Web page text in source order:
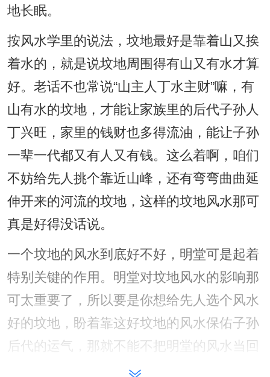
地长眠。
按风水学里的说法，坟地最好是靠着山又挨
着水的，就是说坟地周围得有山又有水才算
好。老话不也常说“山主人丁水主财”嘛，有
山有水的坟地，才能让家族里的后代子孙人
丁兴旺，家里的钱财也多得流油，能让子孙
一辈一代都又有人又有钱。这么着啊，咱们
不妨给先人挑个靠近山峰，还有弯弯曲曲延
伸开来的河流的坟地，这样的坟地风水那可
真是好得没话说。
一个坟地的风水到底好不好，明堂可是起着
特别关键的作用。明堂对坟地风水的影响那
可太重要了，所以要是你想给先人选个风水
好的坟地，盼着靠这好坟地的风水保佑子孙
后代的运气，那就不能不把明堂的风水当回